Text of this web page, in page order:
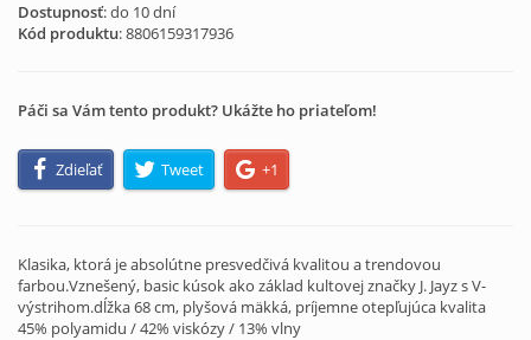
Dostupnosť: do 10 dní
Kód produktu:8806159317936
Páči sa Vám tento produkt? Ukážte ho priateľom!
Zdieľať Tweet +1
Klasika, ktorá je absolútne presvedčivá kvalitou a trendovou
farbou.Vznešený, basic kúsok ako základ kultovej značky J. Jayz s V-
výstrihom.dĺžka 68 cm, plyšová mäkká, príjemne otepľujúca kvalita
45% polyamidu / 42% viskózy / 13% vlny